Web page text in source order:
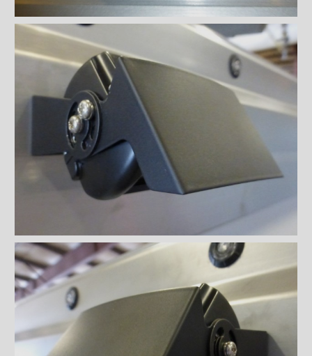
Éclairages intérieur
Rampes
Finitions intérieures
Monte-charges MAXON
Échelles et passerelles
Caméra de recul
Caméra de recul avec écran
Caméra de recul encastrée
dans la barre de lumières de
gabarit avec écran LCD 7''
Sous-structures
Poignées et serrures